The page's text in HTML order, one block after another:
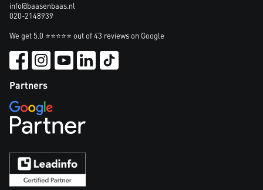
info@baasenbaas.nl
020-2148939
We get 5.0 ⭐⭐⭐⭐⭐ out of 43 reviews on Google
Partners